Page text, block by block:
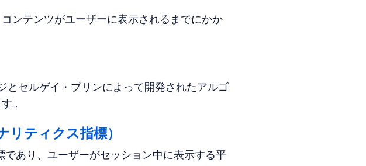
ンテンツがユーザーに表示されるまでにかか
とセルゲイ・ブリンによって開発されたアルゴ
...
リティクス指標）
あり、ユーザーがセッション中に表示する平